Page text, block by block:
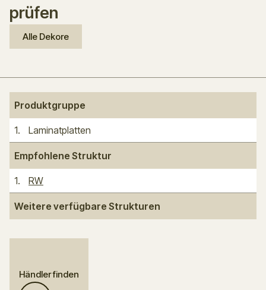
prüfen
Alle Dekore
Produktgruppe
1. Laminatplatten
Empfohlene Struktur
1. RW
Weitere verfügbare Strukturen
Händler finden